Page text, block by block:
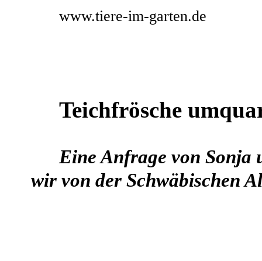
www.tiere-im-garten.de
Teichfrösche
Eine Anfrage von Sonja
wir von der Schwäbischen